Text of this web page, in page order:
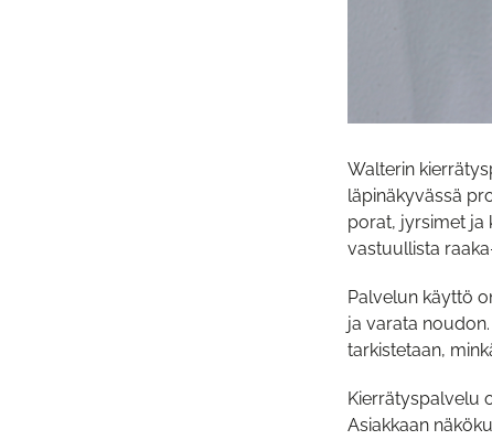
Walterin
läpinäkyvässä
porat, jyrsimet ja
vastuullista
Palvelun käyttö
ja varata
tarkistetaan,
Kierrätyspalvelu
Asiakkaan